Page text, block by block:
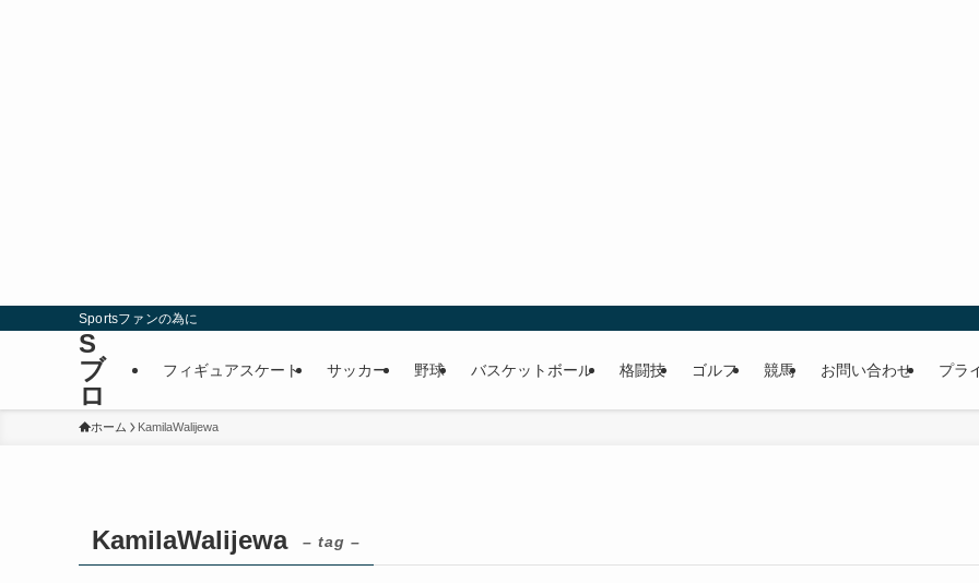
Sportsファンの為に
S
ブ
ロ
フィギュアスケート サッカー 野球 バスケットボール 格闘技 ゴルフ 競馬 お問い合わせ プラ
ホーム KamilaWalijewa
KamilaWalijewa – tag –